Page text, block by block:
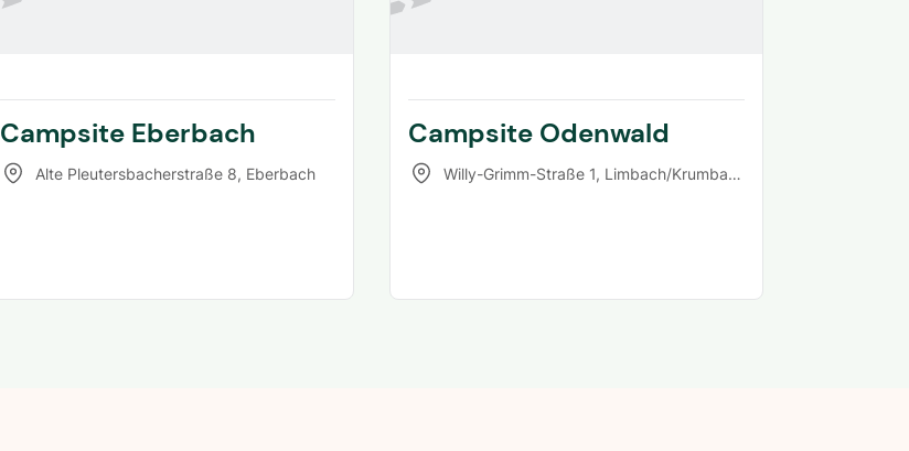
Campsite Eberbach
Alte Pleutersbacherstraße 8, Eberbach
Campsite Odenwald
Willy-Grimm-Straße 1, Limbach/Krumbach